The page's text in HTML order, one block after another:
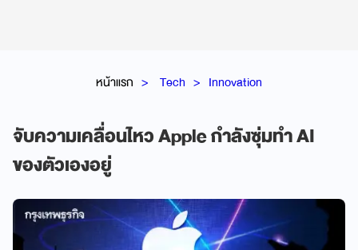
หน้าแรก Tech Innovation
จับความเคลื่อนไหว Apple กำลังซุ่มทำ AI
ของตัวเองอยู่